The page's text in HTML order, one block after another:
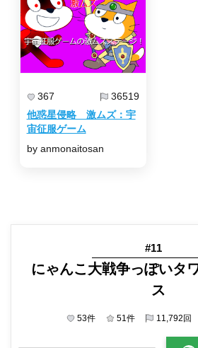
367 36519
他惑星侵略 激ムズ：宇
宙征服ゲーム
by anmonaitosan
#11
にゃんこ大戦争っぽいタ
ス
53件 51件 11,792 回